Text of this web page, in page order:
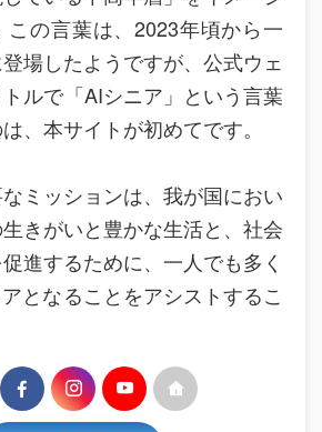
この言葉は、2023年頃から一
場したようですが、公式ウェ
ルで「AIシニア」という言葉
、本サイトが初めてです。
ミッションは、我が国におい
きがいと豊かな生活と、社会
進するために、一人でも多く
となることをアシストするこ